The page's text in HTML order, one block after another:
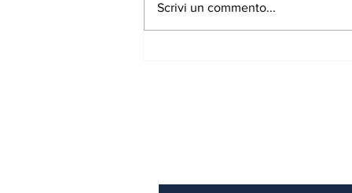
Scrivi un commento...